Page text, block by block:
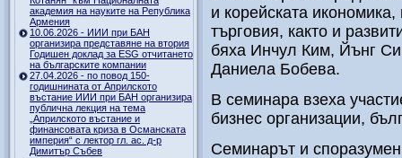
академия на науките на Република
Армения
10.06.2026 - ИИИ при БАН
организира представяне на втория
Годишен доклад за ESG отчитането
на българските компании
27.04.2026 - по повод 150-
годишнината от Априлското
въстание ИИИ при БАН организира
публична лекция на тема
„Априлското въстание и
финансовата криза в Османската
империя“ с лектор гл. ас. д-р
Димитър Събев
и корейската
търговия, както и
бяха Инчул Ким, Йънг
Даниела Бобева.
В семинара взеха
бизнес организации,
Семинарът и